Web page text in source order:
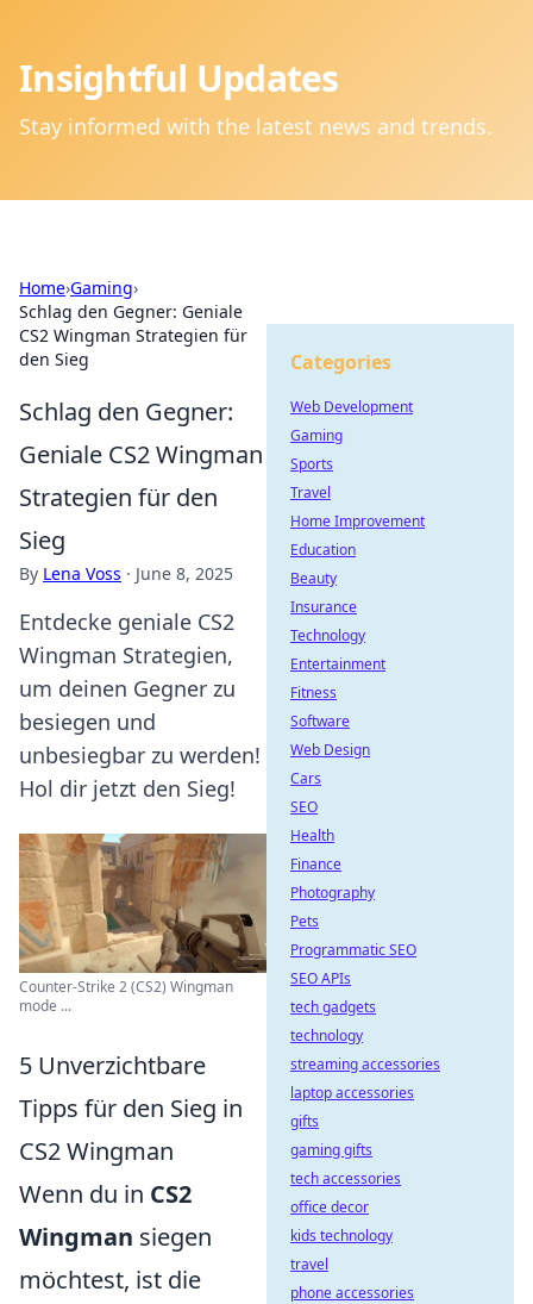
Insightful Updates
Stay informed with the latest news and trends.
Home›Gaming›
Schlag den Gegner: Geniale
CS2 Wingman Strategien für
den Sieg
Schlag den Gegner:
Geniale CS2 Wingman
Strategien für den
Sieg
By Lena Voss · June 8, 2025
Entdecke geniale CS2
Wingman Strategien,
um deinen Gegner zu
besiegen und
unbesiegbar zu werden!
Hol dir jetzt den Sieg!
Counter-Strike 2 (CS2) Wingman
mode ...
5 Unverzichtbare
Tipps für den Sieg in
CS2 Wingman
Wenn du in CS2
Wingman siegen
möchtest, ist die
Categories
Web Development
Gaming
Sports
Travel
Home Improvement
Education
Beauty
Insurance
Technology
Entertainment
Fitness
Software
Web Design
Cars
SEO
Health
Finance
Photography
Pets
Programmatic SEO
SEO APIs
tech gadgets
technology
streaming accessories
laptop accessories
gifts
gaming gifts
tech accessories
office decor
kids technology
travel
phone accessories